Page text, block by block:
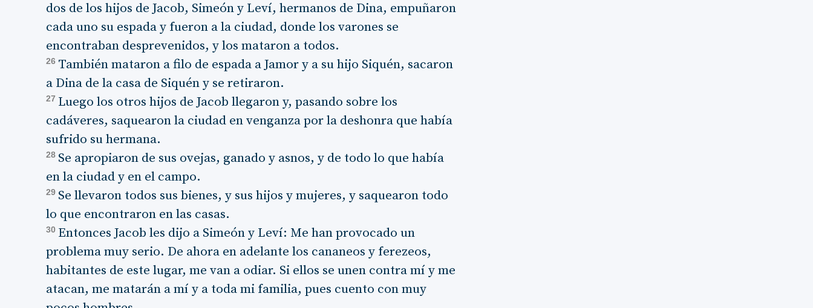
dos de los hijos de Jacob, Simeón y Leví, hermanos de Dina, empuñaron
cada uno su espada y fueron a la ciudad, donde los varones se
encontraban desprevenidos, y los mataron a todos.
26 También mataron a filo de espada a Jamor y a su hijo Siquén, sacaron
a Dina de la casa de Siquén y se retiraron.
27 Luego los otros hijos de Jacob llegaron y, pasando sobre los
cadáveres, saquearon la ciudad en venganza por la deshonra que había
sufrido su hermana.
28 Se apropiaron de sus ovejas, ganado y asnos, y de todo lo que había
en la ciudad y en el campo.
29 Se llevaron todos sus bienes, y sus hijos y mujeres, y saquearon todo
lo que encontraron en las casas.
30 Entonces Jacob les dijo a Simeón y Leví: Me han provocado un
problema muy serio. De ahora en adelante los cananeos y ferezeos,
habitantes de este lugar, me van a odiar. Si ellos se unen contra mí y me
atacan, me matarán a mí y a toda mi familia, pues cuento con muy